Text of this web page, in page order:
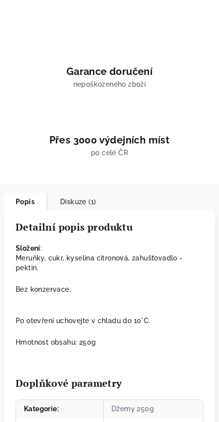
Garance doručení
nepoškozeného zboží
Přes 3000 výdejních míst
po celé ČR
Popis Diskuze (1)
Detailní popis produktu
Složení:
Meruňky, cukr, kyselina citronová, zahušťovadlo -
pektin.
Bez konzervace.
Po otevření uchovejte v chladu do 10°C.
Hmotnost obsahu: 250g
Doplňkové parametry
Kategorie: Džemy 250g